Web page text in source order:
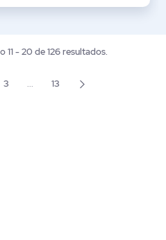
- 20 de 126 resultados.
Página
3 ...Páginas intermedias Use TAB
Página
13